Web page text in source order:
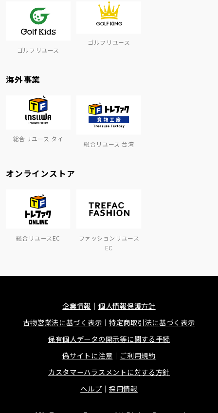
ゴルフリユース
ゴルフリユース
海外事業
総合リユース タイ
総合リユース 台湾
オンラインストア
総合リユースEC
ファッションリユース
EC
企業情報
個人情報保護方針
古物営業法に基づく表示
特定商取引法に基づく表示
保有個人データの開示等に関する手続
偽サイトに注意
ご利用規約
カスタマーハラスメントに対する方針
ヘルプ
採用情報